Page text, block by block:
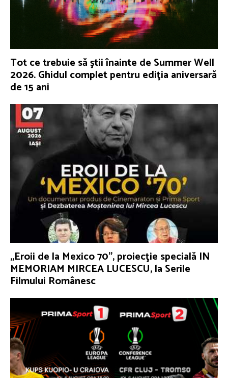
Tot ce trebuie să ştii înainte de Summer Well
2026. Ghidul complet pentru ediţia aniversară
de 15 ani
„Eroii de la Mexico 70”, proiecţie specială IN
MEMORIAM MIRCEA LUCESCU, la Serile
Filmului Românesc